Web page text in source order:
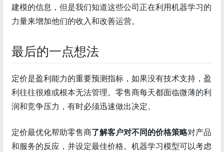
建模的信息，但是我们知道这些公司正在利用机器学习的
力量来增加他们的收入和改善运营。
最后的一点想法
定价是盈利能力的重要预测指标，如果没有技术支持，盈
利往往很难或根本无法管理。零售商每天都面临微薄的利
润和竞争压力，有时必须迅速做出决定。
定价最优化帮助零售商了解客户对不同的价格策略对产品
和服务的反应，并设定最佳价格。机器学习模型可以考虑